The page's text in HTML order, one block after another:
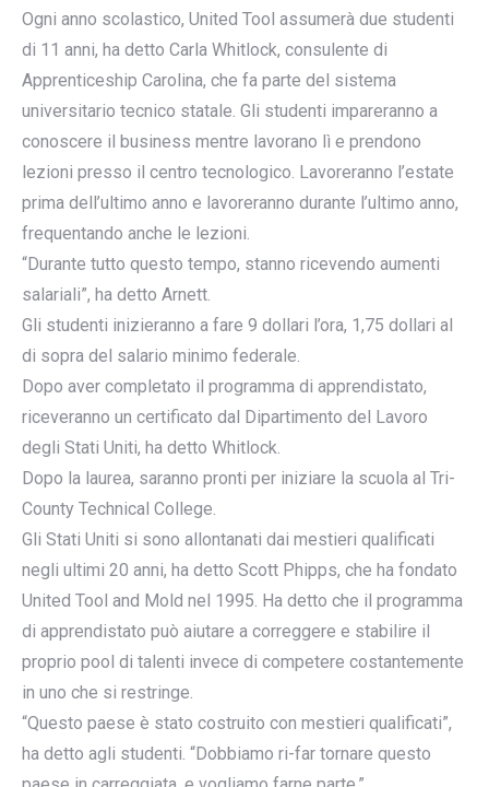
Ogni anno scolastico, United Tool assumerà due studenti
di 11 anni, ha detto Carla Whitlock, consulente di
Apprenticeship Carolina, che fa parte del sistema
universitario tecnico statale. Gli studenti impareranno a
conoscere il business mentre lavorano lì e prendono
lezioni presso il centro tecnologico. Lavoreranno l’estate
prima dell’ultimo anno e lavoreranno durante l’ultimo anno,
frequentando anche le lezioni.
“Durante tutto questo tempo, stanno ricevendo aumenti
salariali”, ha detto Arnett.
Gli studenti inizieranno a fare 9 dollari l’ora, 1,75 dollari al
di sopra del salario minimo federale.
Dopo aver completato il programma di apprendistato,
riceveranno un certificato dal Dipartimento del Lavoro
degli Stati Uniti, ha detto Whitlock.
Dopo la laurea, saranno pronti per iniziare la scuola al Tri-
County Technical College.
Gli Stati Uniti si sono allontanati dai mestieri qualificati
negli ultimi 20 anni, ha detto Scott Phipps, che ha fondato
United Tool and Mold nel 1995. Ha detto che il programma
di apprendistato può aiutare a correggere e stabilire il
proprio pool di talenti invece di competere costantemente
in uno che si restringe.
“Questo paese è stato costruito con mestieri qualificati”,
ha detto agli studenti. “Dobbiamo ri-far tornare questo